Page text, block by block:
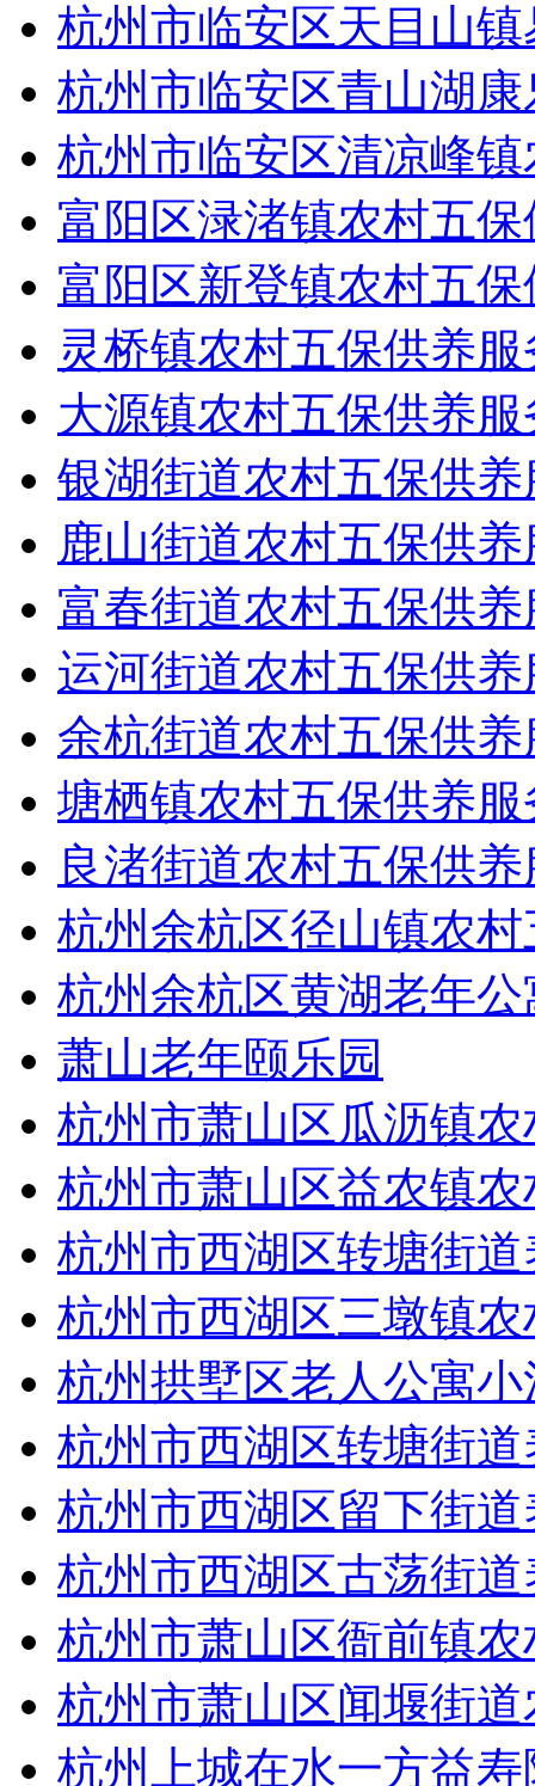
杭州市临安区天目山
杭州市临安区青山湖
杭州市临安区清凉峰
富阳区渌渚镇农村五
富阳区新登镇农村五
灵桥镇农村五保供养
大源镇农村五保供养
银湖街道农村五保供
鹿山街道农村五保供
富春街道农村五保供
运河街道农村五保供
余杭街道农村五保供
塘栖镇农村五保供养
良渚街道农村五保供
杭州余杭区径山镇农
杭州余杭区黄湖老年公
萧山老年颐乐园
杭州市萧山区瓜沥镇
杭州市萧山区益农镇
杭州市西湖区转塘街
杭州市西湖区三墩镇
杭州拱墅区老人公寓小
杭州市西湖区转塘街
杭州市西湖区留下街
杭州市西湖区古荡街
杭州市萧山区衙前镇
杭州市萧山区闻堰街
杭州上城在水一方益寿